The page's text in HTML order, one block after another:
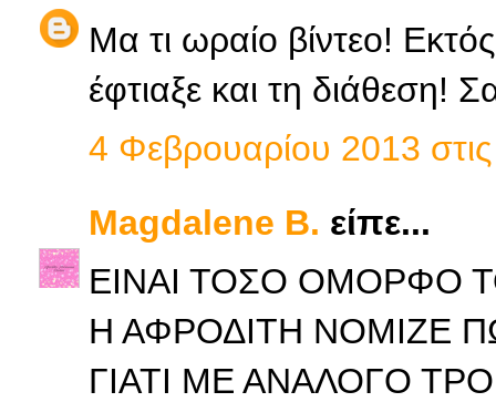
Μα τι ωραίο βίντεο!
έφτιαξε και τη διάθεση!
4 Φεβρουαρίου 2013
Magdalene B. είπε...
ΕΙΝΑΙ ΤΟΣΟ ΟΜΟΡΦΟ
Η ΑΦΡΟΔΙΤΗ ΝΟΜΙΖΕ
ΓΙΑΤΙ ΜΕ ΑΝΑΛΟΓΟ